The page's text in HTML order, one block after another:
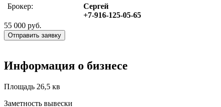
Брокер:
Сергей
+7-916-125-05-65
55 000 руб.
Отправить заявку
Информация о бизнесе
Площадь 26,5 кв
Заметность вывески